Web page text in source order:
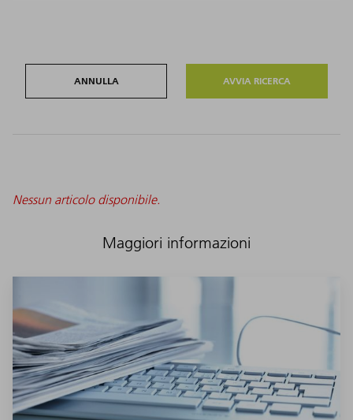
ANNULLA
Nessun articolo disponibile.
Maggiori informazioni